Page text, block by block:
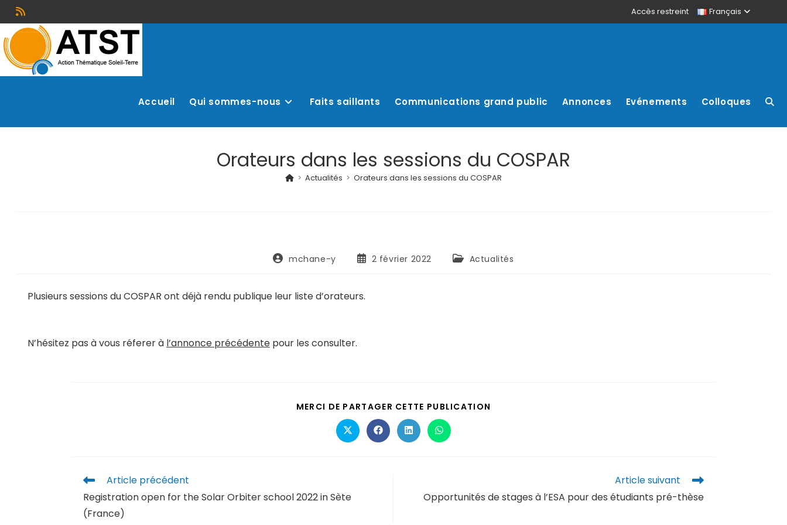
Accès restreint Français
Accueil Qui sommes-nous Faits saillants Communications grand public Annonces Evénements Colloques
Orateurs dans les sessions du COSPAR
> Actualités > Orateurs dans les sessions du COSPAR
mchane-y 2 février 2022 Actualités
Plusieurs sessions du COSPAR ont déjà rendu publique leur liste d’orateurs.
N’hésitez pas à vous réferer à l’annonce précédentepour les consulter.
MERCI DE PARTAGER CETTE PUBLICATION
Article précédent
Registration open for the Solar Orbiter school 2022 in Sète
(France)
Article suivant
Opportunités de stages à l’ESA pour des étudiants pré-thèse